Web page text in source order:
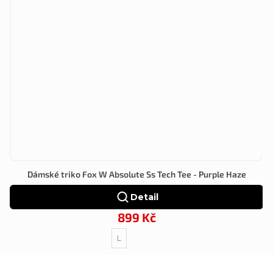
Dámské triko Fox W Absolute Ss Tech Tee - Purple Haze
899 Kč
Detail
L